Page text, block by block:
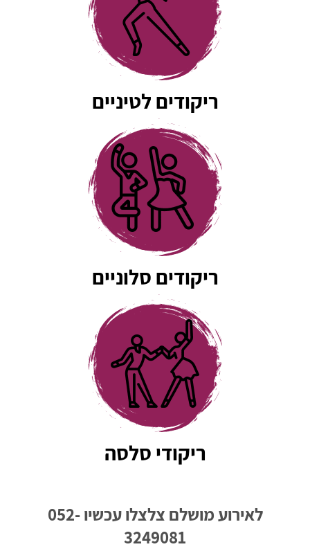
ריקודים לטיניים
ריקודים סלוניים
ריקודי סלסה
לאירוע מושלם צלצלו עכשיו052-
3249081